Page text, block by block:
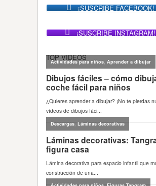
¡SUSCRIBE FACEBOOK!
¡SUSCRIBE INSTAGRAM!
TOP VIDEOS